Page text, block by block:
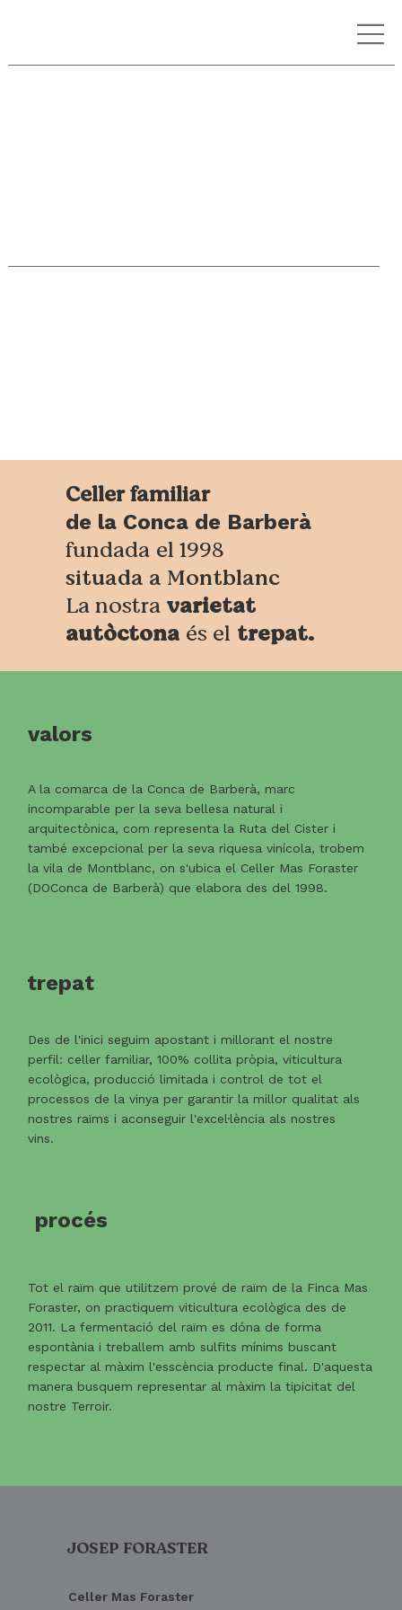
Celler familiar
de la Conca de Barberà
fundada el 1998
situada a Montblanc
La nostra varietat
autòctona és el trepat.
valors
A la comarca de la Conca de Barberà, marc
incomparable per la seva bellesa natural i
arquitectònica, com representa la Ruta del Cister i
també excepcional per la seva riquesa vinícola, trobem
la vila de Montblanc, on s'ubica el Celler Mas Foraster
(DOConca de Barberà) que elabora des del 1998.
trepat
Des de l'inici seguim apostant i millorant el nostre
perfil: celler familiar, 100% collita pròpia, viticultura
ecològica, producció limitada i control de tot el
processos de la vinya per garantir la millor qualitat als
nostres raïms i aconseguir l'excel·lència als nostres
vins.
procés
Tot el raïm que utilitzem prové de raïm de la Finca Mas
Foraster, on practiquem viticultura ecològica des de
2011. La fermentació del raïm es dóna de forma
espontània i treballem amb sulfits mínims buscant
respectar al màxim l'esscència producte final. D'aquesta
manera busquem representar al màxim la tipicitat del
nostre Terroir.
JOSEP FORASTER
Celler Mas Foraster